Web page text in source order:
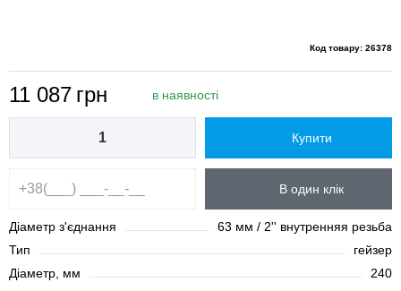
Код товару: 26378
11 087 грн в наявності
Купити
В один клік
Діаметр з'єднання
63 мм / 2'' внутренняя резьба
Тип
гейзер
Діаметр, мм
240